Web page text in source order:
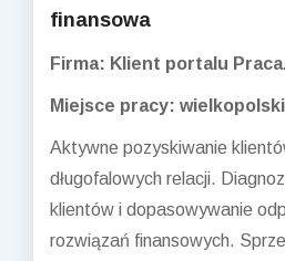
finansowa
Firma: Klient portalu
Miejsce pracy:
Aktywne pozyskiwanie
długofalowych relacji.
klientów i dopasowywanie
rozwiązań finansowych.